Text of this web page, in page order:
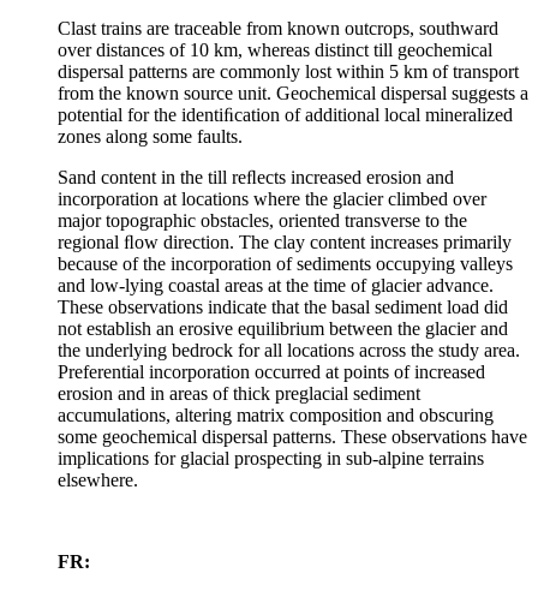
Clast trains are traceable from known outcrops, southward
over distances of 10 km, whereas distinct till geochemical
dispersal patterns are commonly lost within 5 km of transport
from the known source unit. Geochemical dispersal suggests a
potential for the identiﬁcation of additional local mineralized
zones along some faults.
Sand content in the till reﬂects increased erosion and
incorporation at locations where the glacier climbed over
major topographic obstacles, oriented transverse to the
regional ﬂow direction. The clay content increases primarily
because of the incorporation of sediments occupying valleys
and low-lying coastal areas at the time of glacier advance.
These observations indicate that the basal sediment load did
not establish an erosive equilibrium between the glacier and
the underlying bedrock for all locations across the study area.
Preferential incorporation occurred at points of increased
erosion and in areas of thick preglacial sediment
accumulations, altering matrix composition and obscuring
some geochemical dispersal patterns. These observations have
implications for glacial prospecting in sub-alpine terrains
elsewhere.
FR: